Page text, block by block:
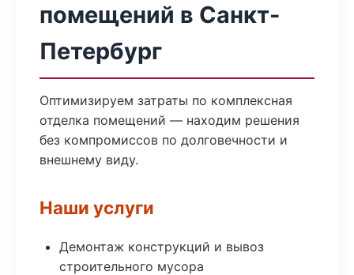
помещений в Санкт-
Петербург
Оптимизируем затраты по комплексная
отделка помещений — находим решения
без компромиссов по долговечности и
внешнему виду.
Наши услуги
Демонтаж конструкций и вывоз
строительного мусора